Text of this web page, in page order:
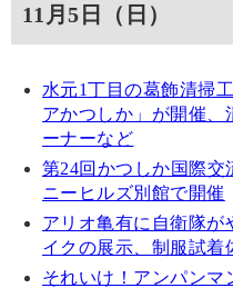
11月5日（日）
水元1丁目の葛飾清掃
アかつしか」が開催、
ーナーなど
第24回かつしか国際交
ニーヒルズ別館で開催
アリオ亀有に自衛隊が
イクの展示、制服試着
それいけ！アンパンマ